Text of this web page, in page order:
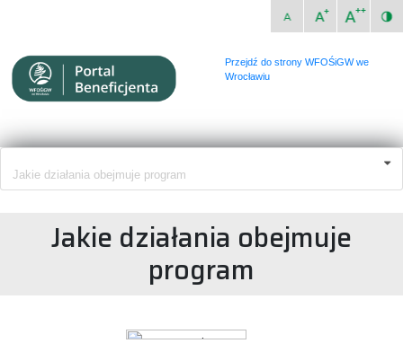
Przejdź do strony WFOŚiGW we
Wrocławiu
Jakie działania obejmuje program
Jakie działania obejmuje
program